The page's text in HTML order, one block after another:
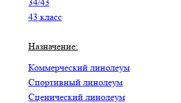
43 класс
Назначение:
Коммерческий линолеум
Спортивный линолеум
Сценический линолеум